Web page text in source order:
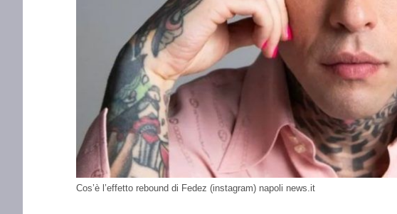
Cos’è l’effetto rebound di Fedez (instagram) napoli news.it